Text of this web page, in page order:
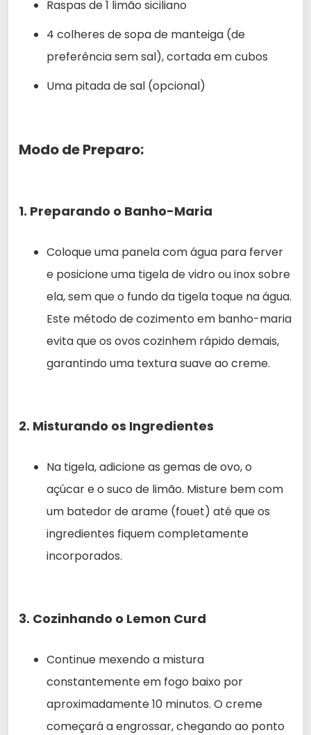
Raspas de 1 limão siciliano
4 colheres de sopa de manteiga (de
preferência sem sal), cortada em cubos
Uma pitada de sal (opcional)
Modo de Preparo:
1. Preparando o Banho-Maria
Coloque uma panela com água para ferver
e posicione uma tigela de vidro ou inox sobre
ela, sem que o fundo da tigela toque na água.
Este método de cozimento em banho-maria
evita que os ovos cozinhem rápido demais,
garantindo uma textura suave ao creme.
2. Misturando os Ingredientes
Na tigela, adicione as gemas de ovo, o
açúcar e o suco de limão. Misture bem com
um batedor de arame (fouet) até que os
ingredientes fiquem completamente
incorporados.
3. Cozinhando o Lemon Curd
Continue mexendo a mistura
constantemente em fogo baixo por
aproximadamente 10 minutos. O creme
começará a engrossar, chegando ao ponto